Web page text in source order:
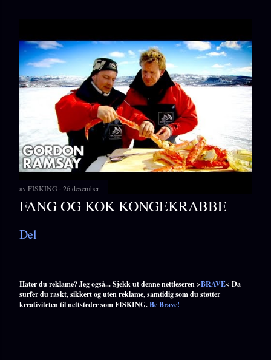
avFISKING 26 desember
FANG OG KOK KONGEKRABBE
Del
Hater du reklame? Jeg også... Sjekk ut denne nettleseren >BRAVE< Da
surfer du raskt, sikkert og uten reklame, samtidig som du støtter
kreativiteten til nettsteder som FISKING.Be Brave!